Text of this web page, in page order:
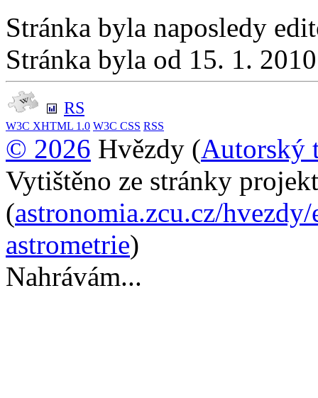
Stránka byla naposledy
Stránka byla od 15. 1.
RS
W3C XHTML 1.0 W3C CSS RSS
© 2026 Hvězdy (Autorský
Vytištěno ze stránky
(astronomia.zcu.cz/
astrometrie)
Nahrávám...